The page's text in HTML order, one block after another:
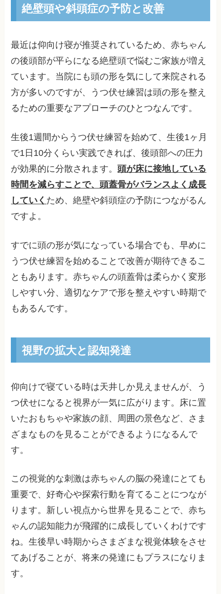
絶壁頭や斜頭症の予防と改善
最近は仰向け寝が推奨されているため、赤ちゃん
の後頭部が平らになる絶壁頭で悩むご家族が増え
ています。当院にも頭の形を気にして来院される
方が多いのですが、うつ伏せ練習は頭の形を整え
るための重要なアプローチのひとつなんです。
生後1週間からうつ伏せ練習を始めて、生後1ヶ月
で1日10分くらい実践できれば、後頭部への圧力
が効果的に分散されます。頭が床に接地している
時間を減らすことで、頭蓋骨がバランスよく成長
していく ため、絶壁や斜頭症の予防につながるん
ですよ。
すでに頭の形が気になっている場合でも、早めに
うつ伏せ練習を始めることで改善が期待できるこ
ともあります。赤ちゃんの頭蓋骨は柔らかく変形
しやすい分、適切なケアで形を整えやすい時期で
もあるんです。
視野の拡大と認知発達
仰向けで寝ている時は天井しか見えませんが、う
つ伏せになると視界が一気に広がります。床に置
いたおもちゃや家族の顔、周囲の景色など、さま
ざまなものを見ることができるようになるんで
す。
この視覚的な刺激は赤ちゃんの脳の発達にとても
重要で、好奇心や探索行動を育てることにつなが
ります。新しい視点から世界を見ることで、赤ち
ゃんの認知能力が飛躍的に成長していくわけです
ね。生後早い時期からさまざまな視覚体験をさせ
てあげることが、将来の発達にもプラスになりま
す。